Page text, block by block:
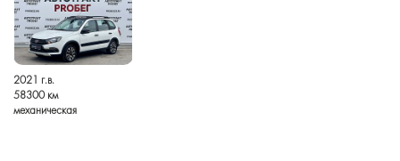
2021 г.в.
58300 км
механическая